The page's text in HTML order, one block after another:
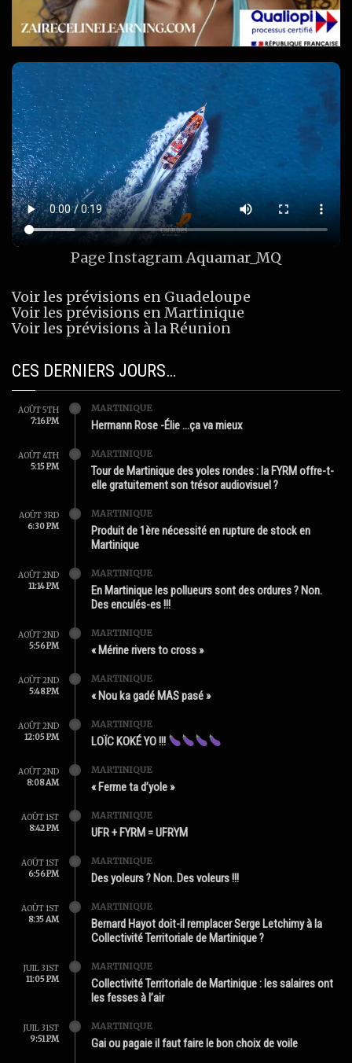
Page InstagramAquamar_MQ
Voir les prévisions en Guadeloupe
Voir les prévisions en Martinique
Voir les prévisions à la Réunion
CES DERNIERS JOURS…
AOÛT 5TH
7:16 PM
MARTINIQUE
Hermann Rose -Élie …ça va mieux
AOÛT 4TH
5:15 PM
MARTINIQUE
Tour de Martinique des yoles rondes : la FYRM offre-t-
elle gratuitement son trésor audiovisuel ?
AOÛT 3RD
6:30 PM
MARTINIQUE
Produit de 1ère nécessité en rupture de stock en
Martinique
AOÛT 2ND
11:14 PM
MARTINIQUE
En Martinique les pollueurs sont des ordures ? Non.
Des enculés-es !!!
AOÛT 2ND
5:56 PM
MARTINIQUE
« Mérine rivers to cross »
AOÛT 2ND
5:48 PM
MARTINIQUE
« Nou ka gadé MAS pasé »
AOÛT 2ND
12:05 PM
MARTINIQUE
LOÏC KOKÉ YO !!!
AOÛT 2ND
8:08 AM
MARTINIQUE
« Ferme ta d’yole »
AOÛT 1ST
8:42 PM
MARTINIQUE
UFR + FYRM = UFRYM
AOÛT 1ST
6:56 PM
MARTINIQUE
Des yoleurs ? Non. Des voleurs !!!
AOÛT 1ST
8:35 AM
MARTINIQUE
Bernard Hayot doit-il remplacer Serge Letchimy à la
Collectivité Territoriale de Martinique ?
JUIL 31ST
11:05 PM
MARTINIQUE
Collectivité Territoriale de Martinique : les salaires ont
les fesses à l’air
JUIL 31ST
9:51 PM
MARTINIQUE
Gai ou pagaie il faut faire le bon choix de voile